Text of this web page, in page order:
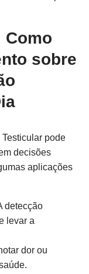
sobre
pode
decisões
aplicações
detecção
levar a
dor ou